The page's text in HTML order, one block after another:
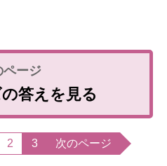
答えを見る
2 3 次のページ